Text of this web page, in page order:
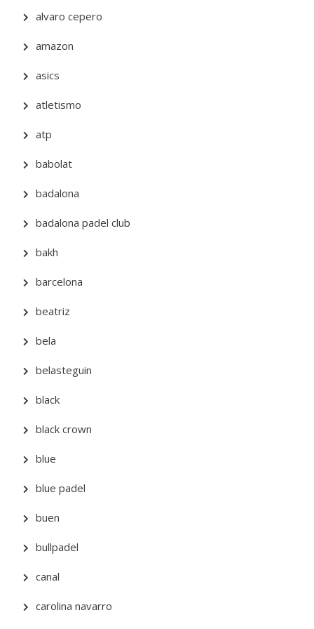
alvaro cepero
amazon
asics
atletismo
atp
babolat
badalona
badalona padel club
bakh
barcelona
beatriz
bela
belasteguin
black
black crown
blue
blue padel
buen
bullpadel
canal
carolina navarro